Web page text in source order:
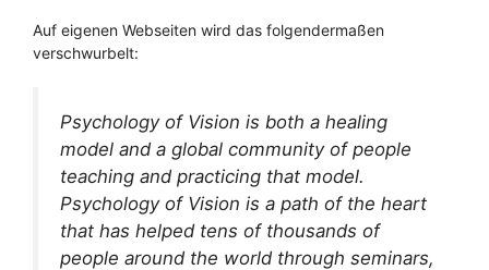
Auf eigenen Webseiten wird das folgendermaßen
verschwurbelt:
Psychology of Vision is both a healing
model and a global community of people
teaching and practicing that model.
Psychology of Vision is a path of the heart
that has helped tens of thousands of
people around the world through seminars,